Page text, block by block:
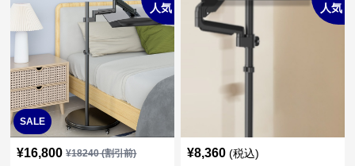
SALE
人気
¥16,800 ¥18240(割引前)
人気
¥8,360 (税込)